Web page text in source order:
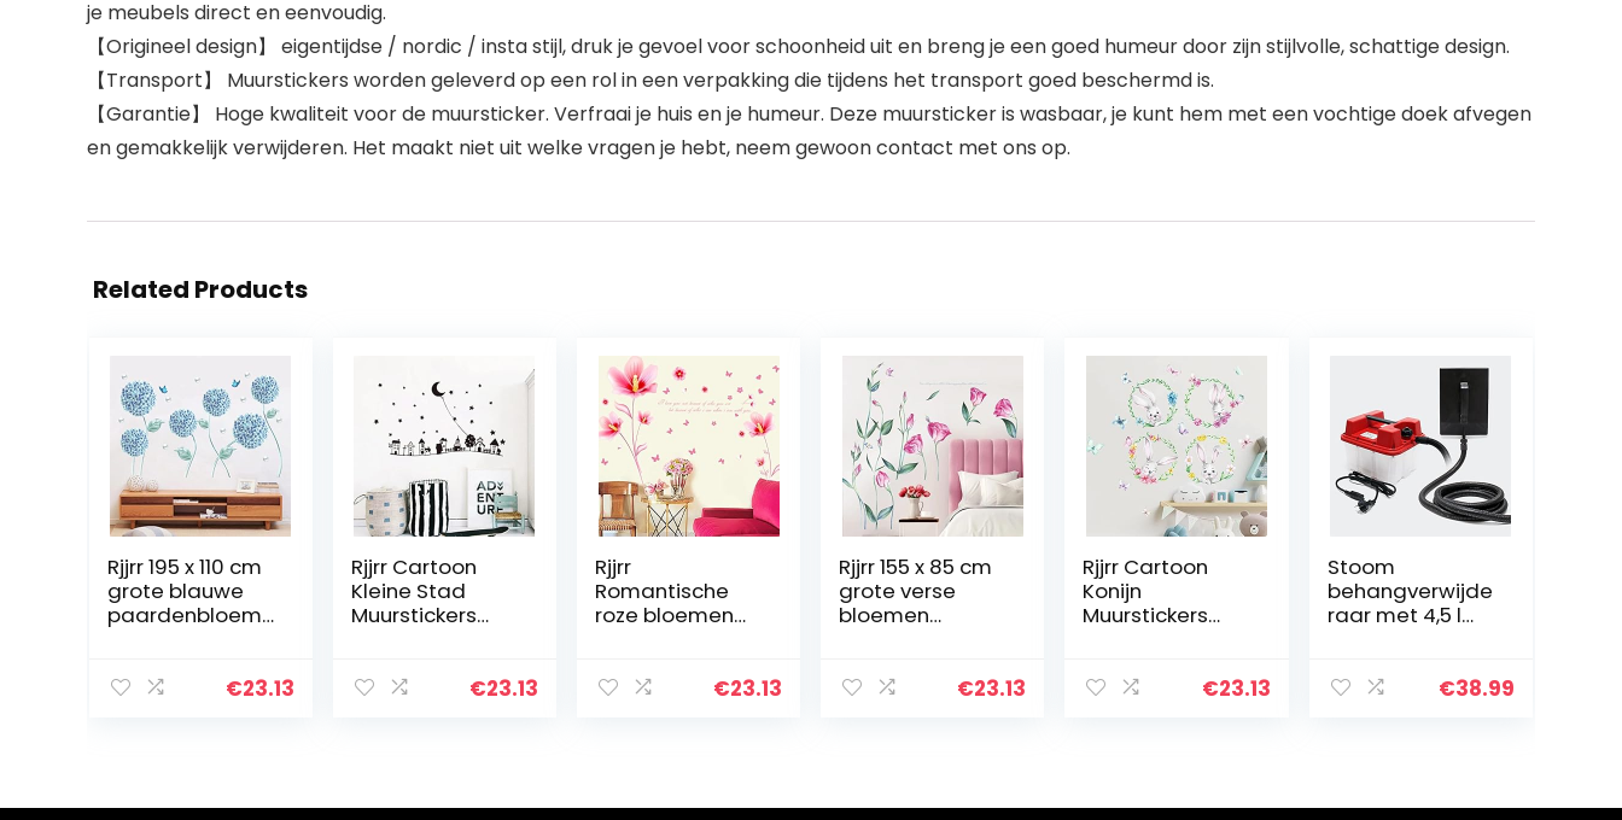
je meubels direct en eenvoudig.
【Origineel design】 eigentijdse / nordic / insta stijl, druk je gevoel voor schoonheid uit en breng je een goed humeur door zijn stijlvolle, schattige design.
【Transport】 Muurstickers worden geleverd op een rol in een verpakking die tijdens het transport goed beschermd is.
【Garantie】 Hoge kwaliteit voor de muursticker. Verfraai je huis en je humeur. Deze muursticker is wasbaar, je kunt hem met een vochtige doek afvegen
en gemakkelijk verwijderen. Het maakt niet uit welke vragen je hebt, neem gewoon contact met ons op.
Related Products
Rjjrr 195 x 110 cm
grote blauwe
paardenbloem
s woonkamer
€23.13
Rjjrr Cartoon
Kleine Stad
Muurstickers
Maan Sterren
€23.13
Rjjrr
Romantische
roze bloemen
stickers
€23.13
Rjjrr 155 x 85 cm
grote verse
bloemen
woondecor voor
€23.13
Rjjrr Cartoon
Konijn
Muurstickers
Gift Muursticker
€23.13
Stoom
behangverwijde
raar met 4,5 l
min. looptijd
€38.99